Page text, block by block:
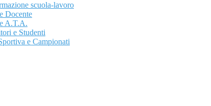
scuola-lavoro
Docente
A.T.A.
e Studenti
e Campionati